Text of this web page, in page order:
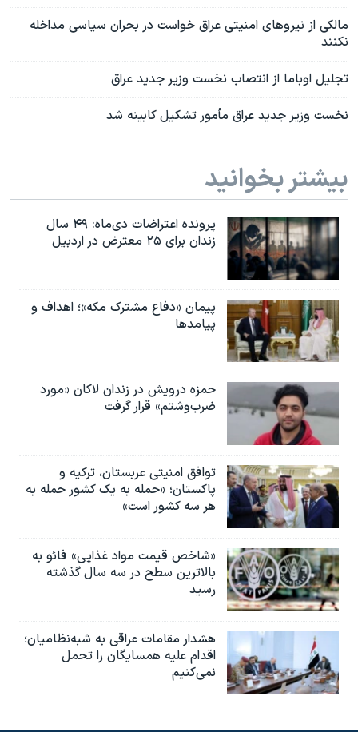
مالکی از نیروهای امنیتی عراق خواست در بحران سیاسی مداخله
نکنند
تجلیل اوباما از انتصاب نخست وزیر جدید عراق
نخست وزیر جدید عراق مأمور تشکیل کابینه شد
بیشتر بخوانید
پرونده اعتراضات دی‌ماه: ۴۹ سال
زندان برای ۲۵ معترض در اردبیل
پیمان «دفاع مشترک مکه»؛ اهداف و
پیامدها
حمزه درویش در زندان لاکان «مورد
ضرب‌وشتم» قرار گرفت
توافق امنیتی عربستان، ترکیه و
پاکستان؛ «حمله به یک کشور حمله به
هر سه کشور است»
«شاخص قیمت مواد غذایی» فائو به
بالاترین سطح در سه سال گذشته
رسید
هشدار مقامات عراقی به شبه‌نظامیان؛
اقدام علیه همسایگان را تحمل
نمی‌کنیم